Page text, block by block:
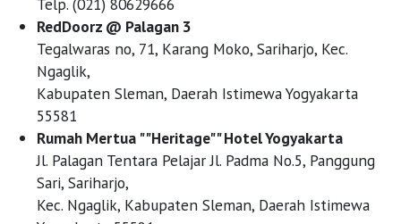
Telp. (021) 80629666
RedDoorz @ Palagan 3
Tegalwaras no, 71, Karang Moko, Sariharjo, Kec.
Ngaglik,
Kabupaten Sleman, Daerah Istimewa Yogyakarta
55581
Rumah Mertua ""Heritage"" Hotel Yogyakarta
Jl. Palagan Tentara Pelajar Jl. Padma No.5, Panggung
Sari, Sariharjo,
Kec. Ngaglik, Kabupaten Sleman, Daerah Istimewa